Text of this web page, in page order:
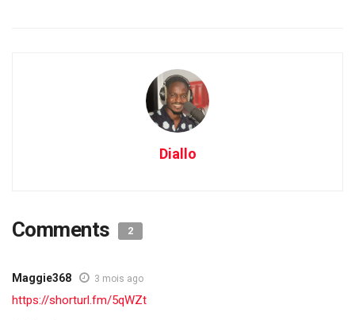
Diallo
Comments 2
Maggie368 3 mois ago
https://shorturl.fm/5qWZt